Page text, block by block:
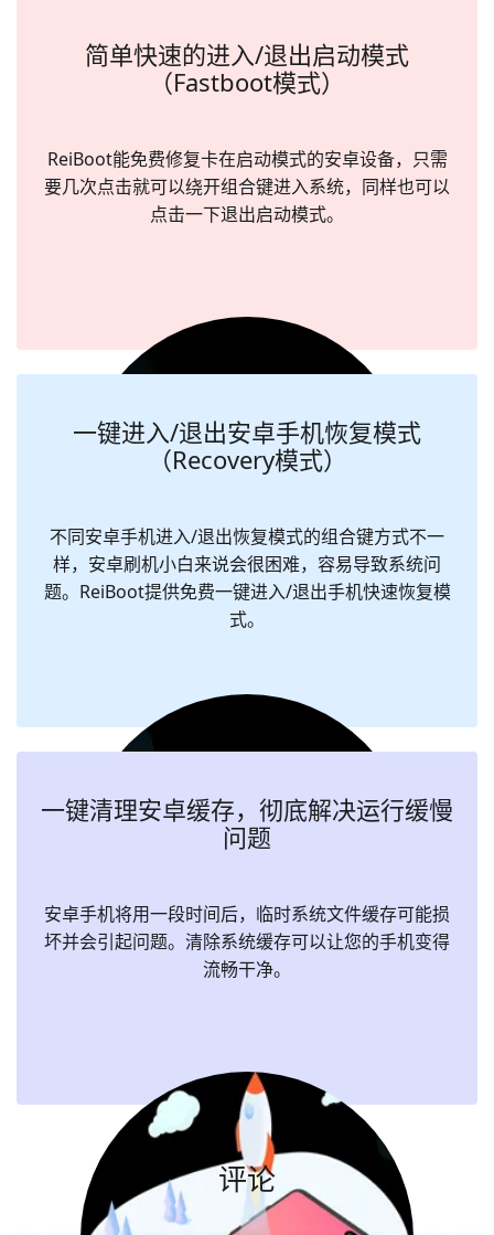
简单快速的进入/退出启动模式
（Fastboot模式）
ReiBoot能免费修复卡在启动模式的安卓设备，只需
要几次点击就可以绕开组合键进入系统，同样也可以
点击一下退出启动模式。
一键进入/退出安卓手机恢复模式
（Recovery模式）
不同安卓手机进入/退出恢复模式的组合键方式不一
样，安卓刷机小白来说会很困难，容易导致系统问
题。ReiBoot提供免费一键进入/退出手机快速恢复模
式。
一键清理安卓缓存，彻底解决运行缓慢
问题
安卓手机将用一段时间后，临时系统文件缓存可能损
坏并会引起问题。清除系统缓存可以让您的手机变得
流畅干净。
评论